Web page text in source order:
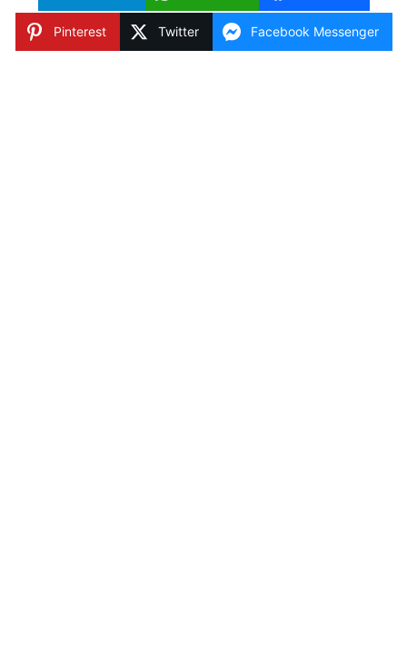
Pinterest Twitter Facebook Messenger